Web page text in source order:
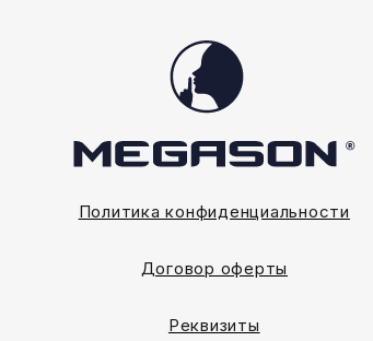
Политика конфиденциальности
Договор оферты
Реквизиты